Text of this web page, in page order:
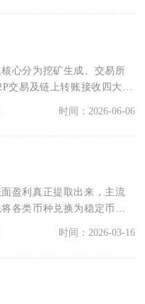
心分为挖矿生成、交易所
交易及链上转账接收四大途
时间：2026-06-06
盈利真正提取出来，主流
各类币种兑换为稳定币
交易
时间：2026-03-16